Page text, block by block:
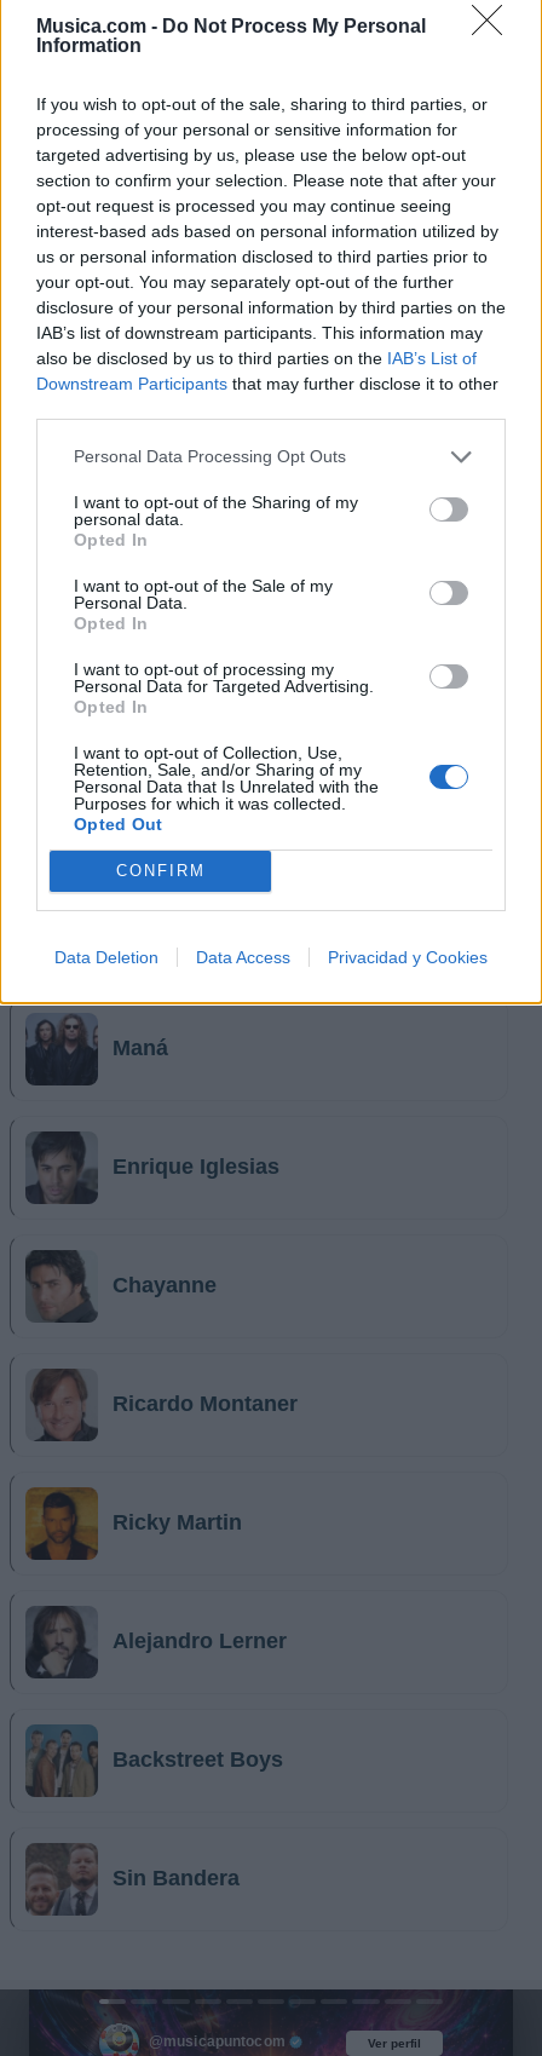
Musica.com - Do Not Process My Personal
Information
If you wish to opt-out of the sale, sharing to third parties, or
processing of your personal or sensitive information for
targeted advertising by us, please use the below opt-out
section to confirm your selection. Please note that after your
opt-out request is processed you may continue seeing
interest-based ads based on personal information utilized by
us or personal information disclosed to third parties prior to
your opt-out. You may separately opt-out of the further
disclosure of your personal information by third parties on the
IAB’s list of downstream participants. This information may
also be disclosed by us to third parties on the IAB’s List of
Downstream Participants that may further disclose it to other
Personal Data Processing Opt Outs
I want to opt-out of the Sharing of my
personal data.
Opted In
I want to opt-out of the Sale of my
Personal Data.
Opted In
I want to opt-out of processing my
Personal Data for Targeted Advertising.
Opted In
I want to opt-out of Collection, Use,
Retention, Sale, and/or Sharing of my
Personal Data that Is Unrelated with the
Purposes for which it was collected.
Opted Out
CONFIRM
Data Deletion Data Access Privacidad y Cookies
Añadir Letra
Biografía de Chili Fernandez
Chili Fernandez: Una Voz que Marcó una Época
Ranking de Chili Fernandez
Chili Fernandezno está entre los 500 artistas más
apoyados y visitados de esta semana.
¿Apoyar a Chili Fernandez?
90 2
Ranking de Chili Fernandez TOP Música
Música Relacionada
Maná
Enrique Iglesias
Chayanne
Ricardo Montaner
Ricky Martin
Alejandro Lerner
Backstreet Boys
Sin Bandera
Ver perfil
@musicapuntocom Ver perfil